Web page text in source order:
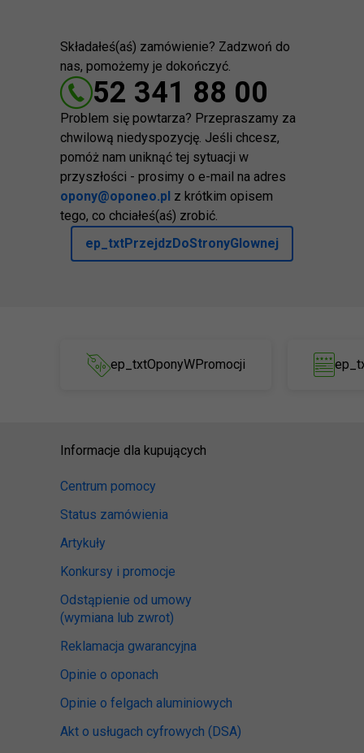
Składałeś(aś) zamówienie? Zadzwoń do
nas, pomożemy je dokończyć.
52 341 88 00
Problem się powtarza? Przepraszamy za
chwilową niedyspozycję. Jeśli chcesz,
pomóż nam uniknąć tej sytuacji w
przyszłości - prosimy o e-mail na adres
opony@oponeo.pl z krótkim opisem
tego, co chciałeś(aś) zrobić.
ep_txtPrzejdzDoStronyGlownej
ep_txtOponyWPromocji
Informacje dla kupujących
Centrum pomocy
Status zamówienia
Artykuły
Konkursy i promocje
Odstąpienie od umowy
(wymiana lub zwrot)
Reklamacja gwarancyjna
Opinie o oponach
Opinie o felgach aluminiowych
Akt o usługach cyfrowych (DSA)